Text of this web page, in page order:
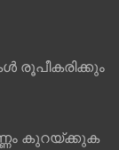
കുറയ്ക്കുക